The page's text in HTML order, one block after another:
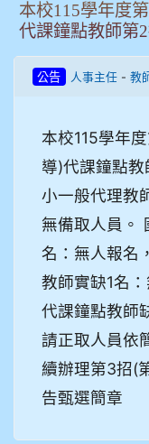
本校115學年度
代課鐘點教師第
公告 人事主任- 教
本校115學年
導)代課鐘點
小一般代理教
無備取人員。
名：無人報名
教師實缺1名
代課鐘點教師
請正取人員依
續辦理第3招(
告甄選簡章